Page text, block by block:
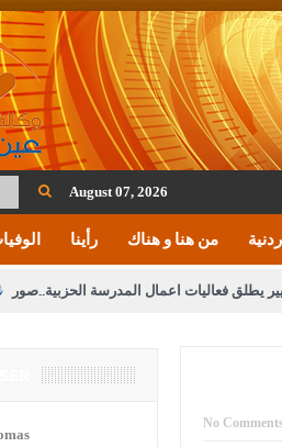
August 07, 2026
رأينا من هنا و هناك
يطلق فعاليات اعمال المدرسة الحزبية..صور
النواب يقر مشروع تعديل قانون الملكية العقارية
(الدفعة الثالثة) إلى مراجعة منصة خدمة العلم
No Comments